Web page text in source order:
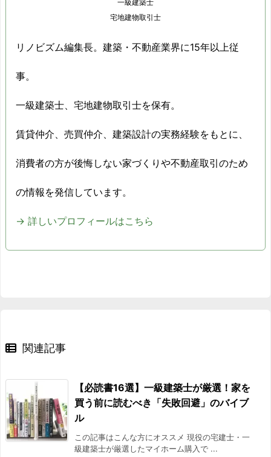
一級建築士
宅地建物取引士
リノビズム編集長。建築・不動産業界に15年以上従
事。
一級建築士、宅地建物取引士を保有。
賃貸仲介、売買仲介、建築設計の実務経験をもとに、
消費者の方が後悔しない家づくりや不動産取引のため
の情報を発信しています。
→ 詳しいプロフィールはこちら
関連記事
【必読書16選】一級建築士が厳選！家を
買う前に読むべき「失敗回避」のバイブ
ル
この記事はこんな方にオススメ 現役の宅建士・一
級建築士が厳選したマイホーム購入で ...